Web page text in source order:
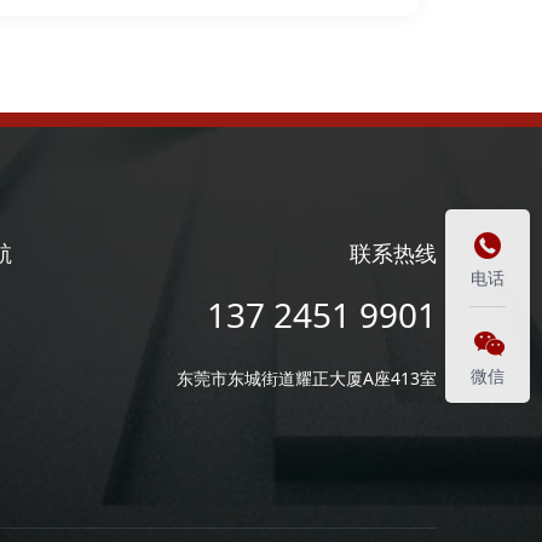
联系热线
137 2451 9901
东莞市东城街道耀正大厦A座413室

电话

微信